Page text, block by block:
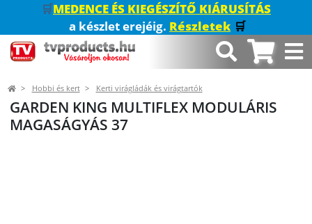
🛒MEDENCE ÉS KIEGÉSZÍTŐ KIÁRUSÍTÁS
a készlet erejéig. Részletek 🛒
Hobbi és kert Kerti virágládák és virágtartók
GARDEN KING MULTIFLEX MODULÁRIS
MAGASÁGYÁS 37